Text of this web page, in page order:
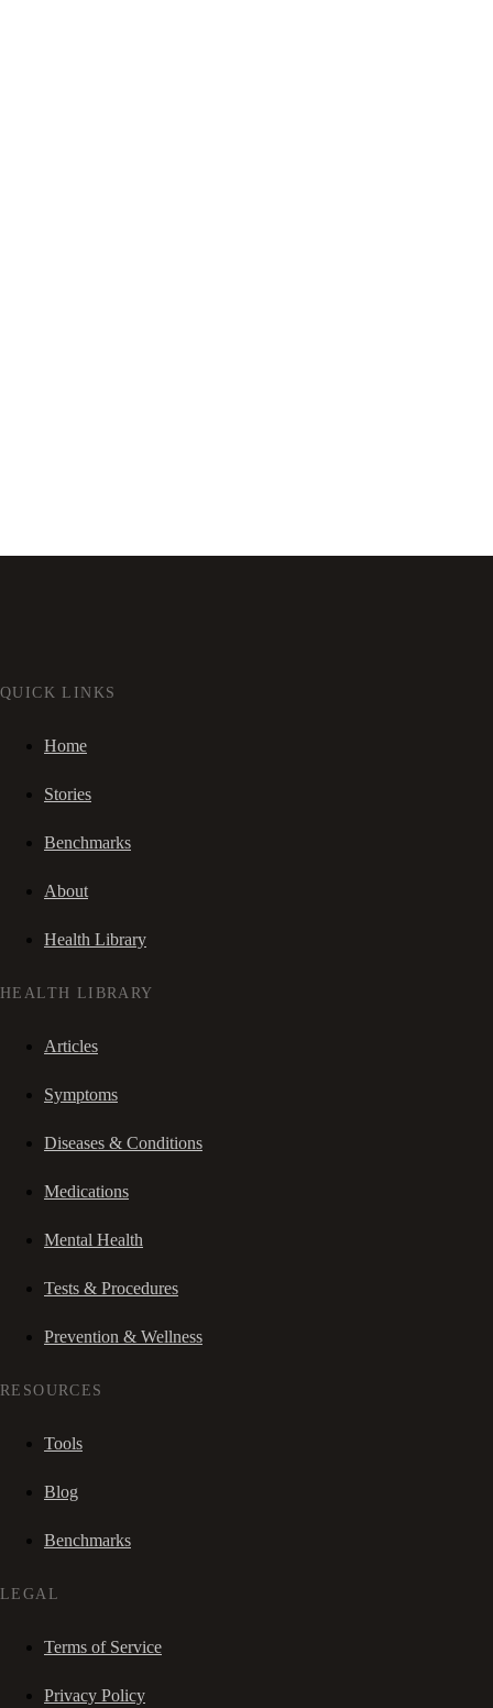
QUICK LINKS
Home
Stories
Benchmarks
About
Health Library
HEALTH LIBRARY
Articles
Symptoms
Diseases & Conditions
Medications
Mental Health
Tests & Procedures
Prevention & Wellness
RESOURCES
Tools
Blog
Benchmarks
LEGAL
Terms of Service
Privacy Policy